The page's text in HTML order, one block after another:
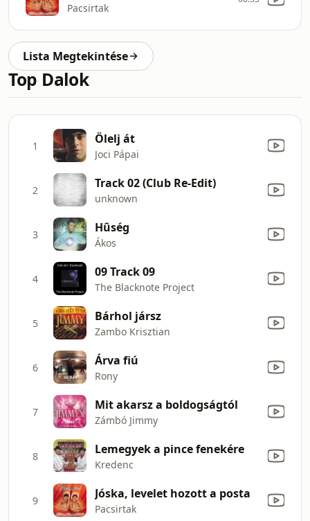
Pacsirtak
Lista Megtekintése
Top Dalok
1 Ölelj át
Joci Pápai
2 Track 02 (Club Re-Edit)
unknown
3 Hûség
Ákos
4 09 Track 09
The Blacknote Project
5 Bárhol jársz
Zambo Krisztian
6 Árva fiú
Rony
7 Mit akarsz a boldogságtól
Zámbó Jimmy
8 Lemegyek a pince fenekére
Kredenc
9 Jóska, levelet hozott a posta
Pacsirtak